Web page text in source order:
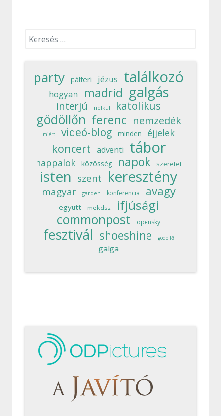
Keresés...
party pálferi jézus találkozó
hogyan madrid galgás
interjú nélkül katolikus
gödöllőn ferenc nemzedék
miért videó-blog minden éjjelek
koncert adventi tábor
nappalok közösség napok szeretet
isten szent keresztény
magyar garden konferencia avagy
együtt mekdsz ifjúsági
commonpost opensky
fesztivál shoeshine gödöllő
galga